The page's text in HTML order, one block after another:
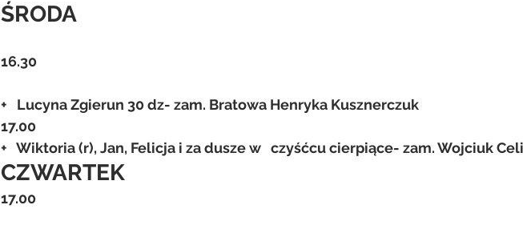
ŚRODA
16.30
+   Lucyna Zgierun 30 dz- zam. Bratowa Henryka Kusznerczuk
17.00
+   Wiktoria (r), Jan, Felicja i za dusze w   czyśćcu cierpiące- zam. Wojciuk
CZWARTEK
17.00